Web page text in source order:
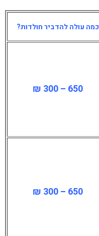
כמה עולה להדביר חולדות?
650 – 300 ₪
650 – 300 ₪